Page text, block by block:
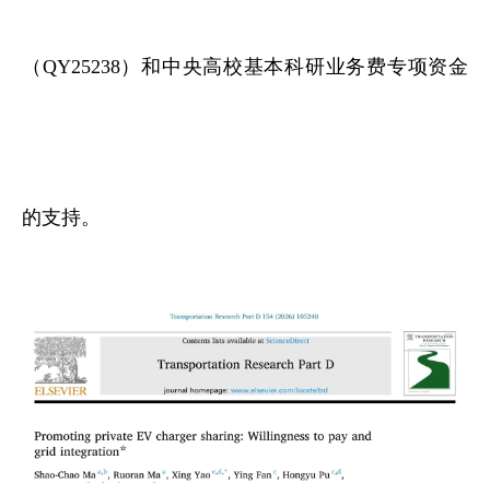
（QY25238）和中央高校基本科研业务费专项资金
的支持。